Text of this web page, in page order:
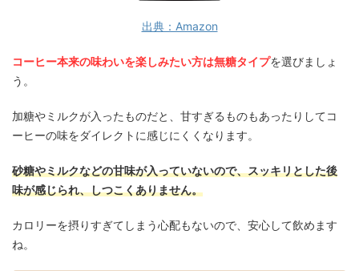
出典：Amazon
コーヒー本来の味わいを楽しみたい方は無糖タイプを選びましょ
う。
加糖やミルクが入ったものだと、甘すぎるものもあったりしてコ
ーヒーの味をダイレクトに感じにくくなります。
砂糖やミルクなどの甘味が入っていないので、スッキリとした後
味が感じられ、しつこくありません。
カロリーを摂りすぎてしまう心配もないので、安心して飲めます
ね。